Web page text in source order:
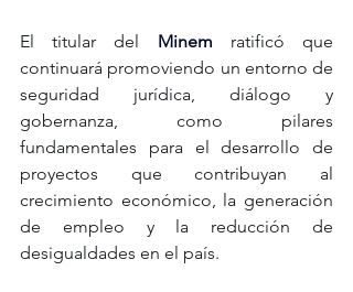
El titular del Minem ratificó que
continuará promoviendo un entorno de
seguridad jurídica, diálogo y
gobernanza, como pilares
fundamentales para el desarrollo de
proyectos que contribuyan al
crecimiento económico, la generación
de empleo y la reducción de
desigualdades en el país.